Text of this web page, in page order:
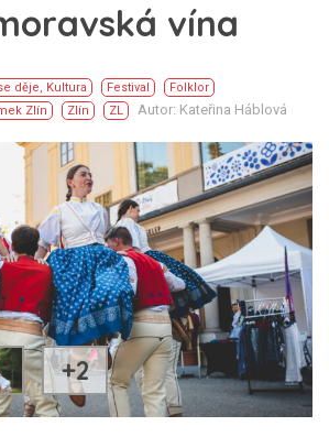
vína
děje, Kultura Festival
Folklor
Zlín Zlín ZL Autor: Kateřina Háblová
+2